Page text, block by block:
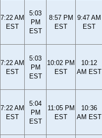
7:22 AM
EST
5:03
PM
EST
8:57 PM
EST
9:47 AM
EST
7:22 AM
EST
5:03
PM
EST
10:02 PM
EST
10:12
AM EST
7:22 AM
EST
5:04
PM
EST
11:05 PM
EST
10:36
AM EST